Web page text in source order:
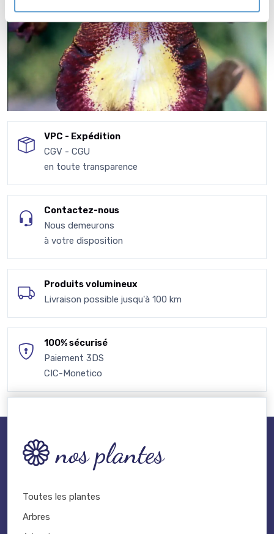
VPC - Expédition
CGV - CGU
en toute transparence
Contactez-nous
Nous demeurons
à votre disposition
Produits volumineux
Livraison possible jusqu'à 100 km
100% sécurisé
Paiement 3DS
CIC-Monetico
nos plantes
Toutes les plantes
Arbres